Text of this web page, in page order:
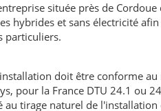
située près de
hybrides et sans électricité
particuliers.
doit être conforme
pour la France DTU 24.1 ou
tirage naturel de